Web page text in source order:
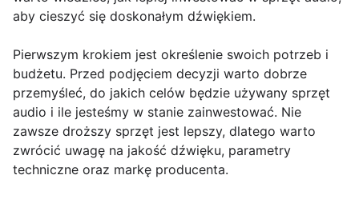
aby cieszyć się doskonałym dźwiękiem.
Pierwszym krokiem jest określenie swoich potrzeb i
budżetu. Przed podjęciem decyzji warto dobrze
przemyśleć, do jakich celów będzie używany sprzęt
audio i ile jesteśmy w stanie zainwestować. Nie
zawsze droższy sprzęt jest lepszy, dlatego warto
zwrócić uwagę na jakość dźwięku, parametry
techniczne oraz markę producenta.